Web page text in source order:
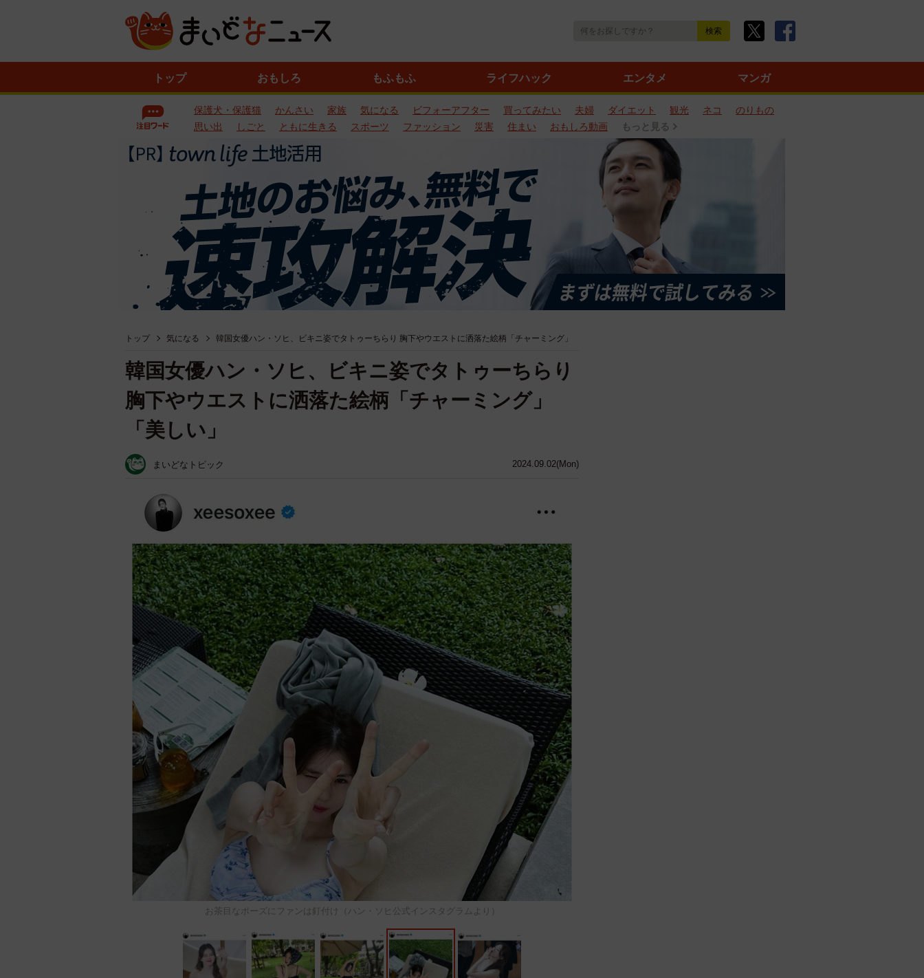
トップ おもしろ もふもふ ライフハック エンタメ マンガ
保護犬・保護猫 かんさい 家族 気になる ビフォーアフター 買ってみたい 夫婦 ダイエット 観光 ネコ
のりもの
思い出
しごと ともに生きる スポーツ ファッション 災害 住まい おもしろ動画 もっと見る
トップ 気になる 韓国女優ハン・ソヒ、ビキニ姿でタトゥーちらり 胸下やウエストに洒落た絵柄「チャーミング」
2024.09.02(Mon)
韓国女優ハン・ソヒ、ビキニ姿でタトゥーちらり
胸下やウエストに洒落た絵柄「チャーミング」
「美しい」
まいどなトピック
お茶目なポーズにファンは釘付け（ハン・ソヒ公式インスタグラムより）